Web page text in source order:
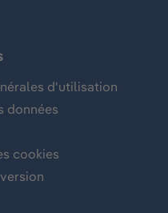
d'utilisation
données
cookies